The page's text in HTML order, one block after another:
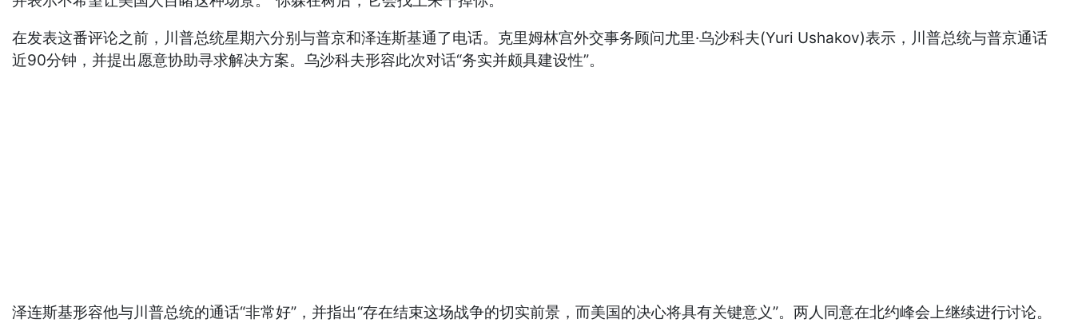
在发表这番评论之前，川普总统星期六分别与普京和泽连斯基通了电话。克里姆林宫外交事务顾问尤里·乌沙科夫(Yuri Ushakov)表示，川普总统与普京通话
近90分钟，并提出愿意协助寻求解决方案。乌沙科夫形容此次对话“务实并颇具建设性”。
泽连斯基形容他与川普总统的通话“非常好”，并指出“存在结束这场战争的切实前景，而美国的决心将具有关键意义”。两人同意在北约峰会上继续进行讨论。